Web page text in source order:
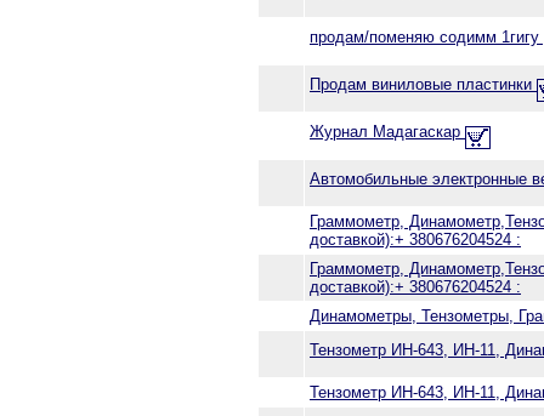
продам/поменяю содимм
Продам виниловые пластинки
Журнал Мадагаскар
Автомобильные электронные
Граммометр,
доставкой):+ 380676204524 :
Граммометр,
доставкой):+ 380676204524 :
Динамометры, Тензометры,
Тензометр ИН-643, ИН-11,
Тензометр ИН-643, ИН-11,